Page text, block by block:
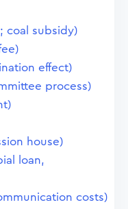
coal subsidy)
effect)
process)
house)
loan,
costs)